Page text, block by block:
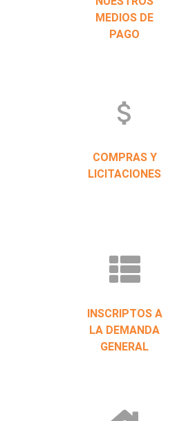
MEDIOS DE
PAGO
attach_money
COMPRAS Y
LICITACIONES
INSCRIPTOS A
LA DEMANDA
GENERAL